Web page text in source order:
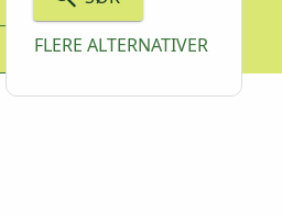
FLERE ALTERNATIVER